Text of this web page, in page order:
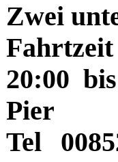
Zwei
20:00
Pier
Tel